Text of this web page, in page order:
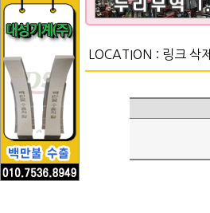
LOCATION : 링크 삭제